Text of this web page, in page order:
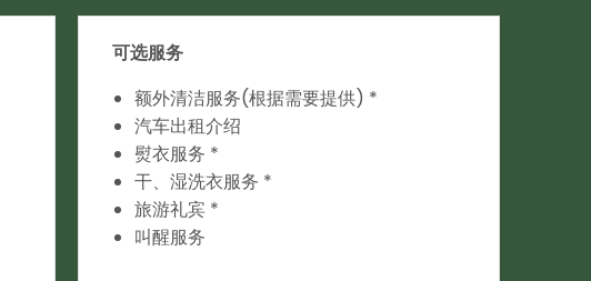
可选服务
额外清洁服务(根据需要提供) *
汽车出租介绍
熨衣服务 *
干、湿洗衣服务 *
旅游礼宾 *
叫醒服务